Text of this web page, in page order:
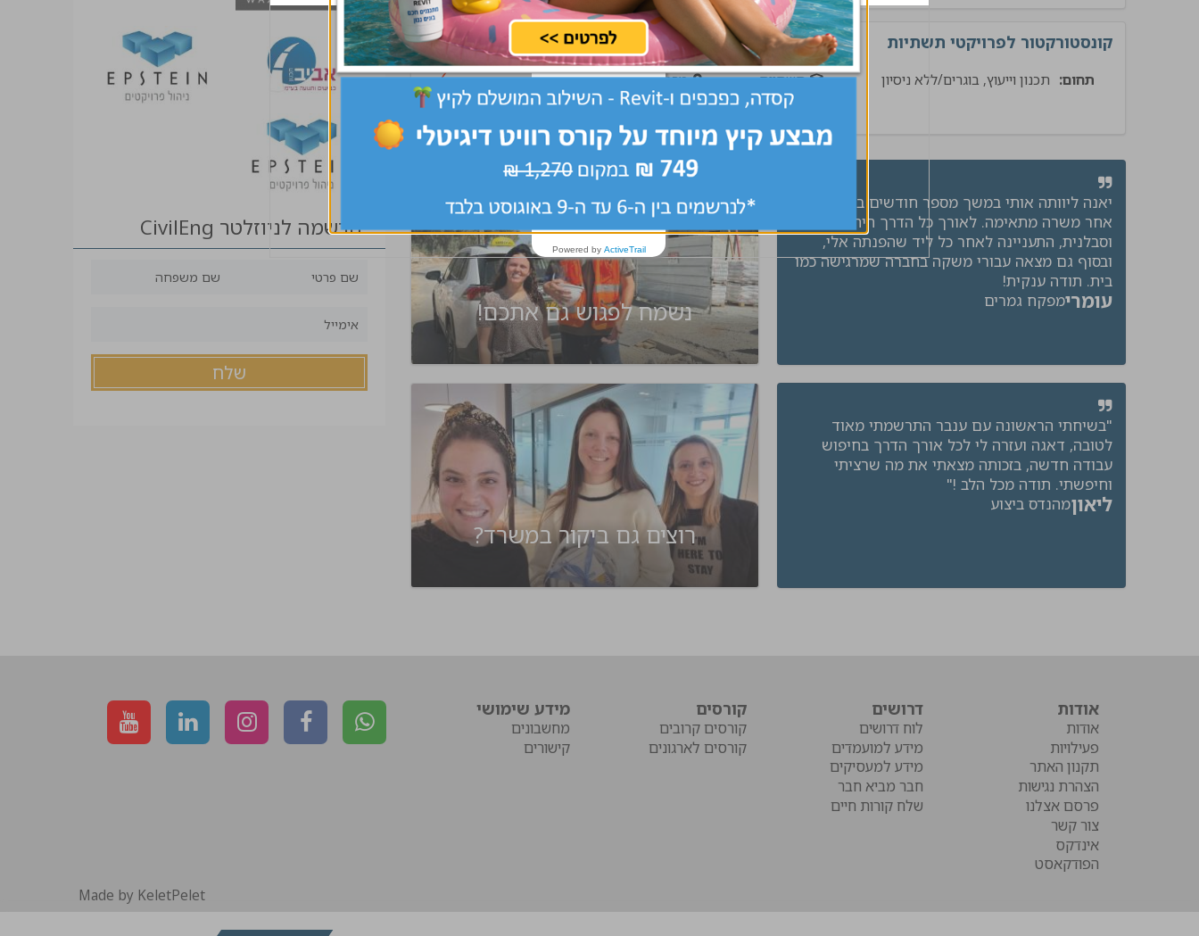
קונסטורקטור לפרויקטי תשתיות
תחום: תכנון וייעוץ, בוגרים/ללא ניסיון תשתיות מרכז, שרון
יאנה ליוותה אותי במשך מספר חודשים בחיפוש
אחר משרה מתאימה. לאורך כל הדרך היתה אדיבה
וסבלנית, התעניינה לאחר כל ליד שהפנתה אלי,
ובסוף גם מצאה עבורי משקה בחברה שמרגישה כמו
בית. תודה ענקית!
עומרימפקח גמרים נשמח לפגוש גם אתכם!
"בשיחתי הראשונה עם ענבר התרשמתי מאוד
לטובה, דאגה ועזרה לי לכל אורך הדרך בחיפוש
עבודה חדשה, בזכותה מצאתי את מה שרציתי
וחיפשתי. תודה מכל הלב !"
ליאוןמהנדס ביצוע
רוצים גם ביקור במשרד?
הרשמה לניוזלטר CivilEng
אודות
אודות
פעילויות
תקנון האתר
הצהרת נגישות
פרסם אצלנו
צור קשר
אינדקס
הפודקאסט
דרושים
לוח דרושים
מידע למועמדים
מידע למעסיקים
חבר מביא חבר
שלח קורות חיים
קורסים
קורסים קרובים
קורסים לארגונים
מידע שימושי
מחשבונים
קישורים
Made by KeletPelet
Powered by ActiveTrail